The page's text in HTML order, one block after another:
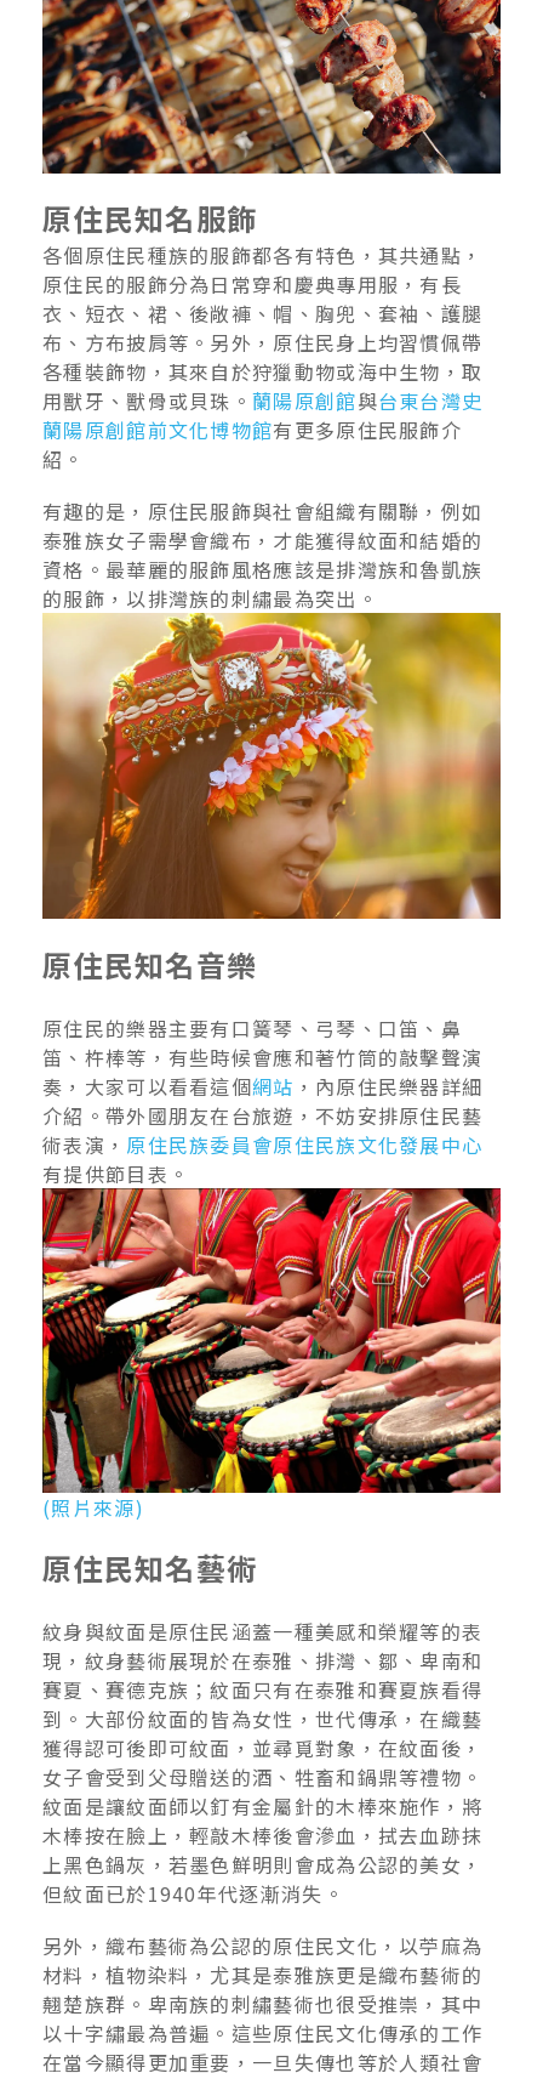
原住民知名服飾
各個原住民種族的服飾都各有特色，其共通點，
原住民的服飾分為日常穿和慶典專用服，有長
衣、短衣、裙、後敞褲、帽、胸兜、套袖、護腿
布、方布披肩等。另外，原住民身上均習慣佩帶
各種裝飾物，其來自於狩獵動物或海中生物，取
用獸牙、獸骨或貝珠。蘭陽原創館與台東台灣史
蘭陽原創館前文化博物館有更多原住民服飾介
紹。
有趣的是，原住民服飾與社會組織有關聯，例如
泰雅族女子需學會織布，才能獲得紋面和結婚的
資格。最華麗的服飾風格應該是排灣族和魯凱族
的服飾，以排灣族的刺繡最為突出。
原住民知名音樂
原住民的樂器主要有口簧琴、弓琴、口笛、鼻
笛、杵棒等，有些時候會應和著竹筒的敲擊聲演
奏，大家可以看看這個網站 ，內原住民樂器詳細
介紹。帶外國朋友在台旅遊，不妨安排原住民藝
術表演， 原住民族委員會原住民族文化發展中心
有提供節目表。
(照片來源)
原住民知名藝術
紋身與紋面是原住民涵蓋一種美感和榮耀等的表
現，紋身藝術展現於在泰雅、排灣、鄒、卑南和
賽夏、賽德克族；紋面只有在泰雅和賽夏族看得
到。大部份紋面的皆為女性，世代傳承，在織藝
獲得認可後即可紋面，並尋覓對象，在紋面後，
女子會受到父母贈送的酒、牲畜和鍋鼎等禮物。
紋面是讓紋面師以釘有金屬針的木棒來施作，將
木棒按在臉上，輕敲木棒後會滲血，拭去血跡抹
上黑色鍋灰，若墨色鮮明則會成為公認的美女，
但紋面已於1940年代逐漸消失。
另外，織布藝術為公認的原住民文化，以苧麻為
材料，植物染料，尤其是泰雅族更是織布藝術的
翹楚族群。卑南族的刺繡藝術也很受推崇，其中
以十字繡最為普遍。這些原住民文化傳承的工作
在當今顯得更加重要，一旦失傳也等於人類社會